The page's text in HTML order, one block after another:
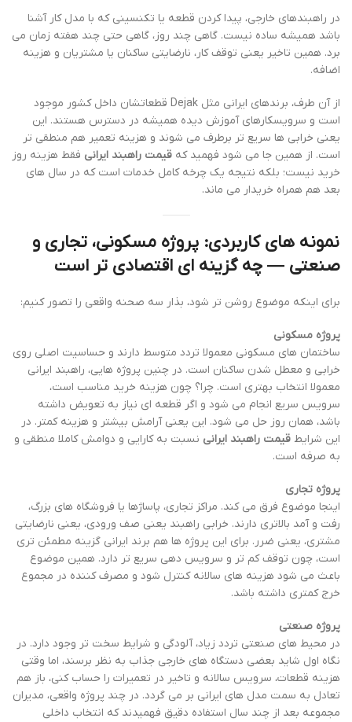
در راهبندهای خارجی، پیدا کردن قطعه یا تکنسینی که با مدل کار آشنا
باشد همیشه ساده نیست. گاهی چند روز، گاهی حتی چند هفته زمان می
برد. همین تاخیر یعنی توقف کار، نارضایتی ساکنان یا مشتریان و هزینه
اضافه.
از آن طرف، برندهای ایرانی مثل Dejak قطعاتشان داخل کشور موجود
است و سرویسکارهای آموزش دیده همیشه در دسترس هستند. این
یعنی خرابی ها سریع تر برطرف می شوند و هزینه تعمیر هم منطقی تر
است. از همین جا می شود فهمید که قیمت راهبند ایرانی فقط هزینه روز
خرید نیست؛ بلکه نتیجه یک چرخه کامل خدمات است که در سال های
بعد هم همراه خریدار می ماند.
نمونه های کاربردی: پروژه مسکونی، تجاری و
صنعتی — چه گزینه ای اقتصادی تر است
برای اینکه موضوع روشن تر شود، بذار سه صحنه واقعی را تصور کنیم:
پروژه مسکونی
ساختمان های مسکونی معمولا تردد متوسط دارند و حساسیت اصلی روی
خرابی و معطل شدن ساکنان است. در چنین پروژه هایی، راهبند ایرانی
معمولا انتخاب بهتری است. چرا؟ چون هزینه خرید مناسب است،
سرویس سریع انجام می شود و اگر قطعه ای نیاز به تعویض داشته
باشد، همان روز حل می شود. این یعنی آرامش بیشتر و هزینه کمتر. در
این شرایط قیمت راهبند ایرانی نسبت به کارایی و دوامش کاملا منطقی و
به صرفه است.
پروژه تجاری
اینجا موضوع فرق می کند. مراکز تجاری، پاساژها یا فروشگاه های بزرگ،
رفت و آمد بالاتری دارند. خرابی راهبند یعنی صف ورودی، یعنی نارضایتی
مشتری، یعنی ضرر. برای این پروژه ها هم برند ایرانی گزینه مطمئن تری
است، چون توقف کم تر و سرویس دهی سریع تر دارد. همین موضوع
باعث می شود هزینه های سالانه کنترل شود و مصرف کننده در مجموع
خرج کمتری داشته باشد.
پروژه صنعتی
در محیط های صنعتی تردد زیاد، آلودگی و شرایط سخت تر وجود دارد. در
نگاه اول شاید بعضی دستگاه های خارجی جذاب به نظر برسند، اما وقتی
هزینه قطعات، سرویس سالانه و تاخیر در تعمیرات را حساب کنی، باز هم
تعادل به سمت مدل های ایرانی بر می گردد. در چند پروژه واقعی، مدیران
مجموعه بعد از چند سال استفاده دقیق فهمیدند که انتخاب داخلی